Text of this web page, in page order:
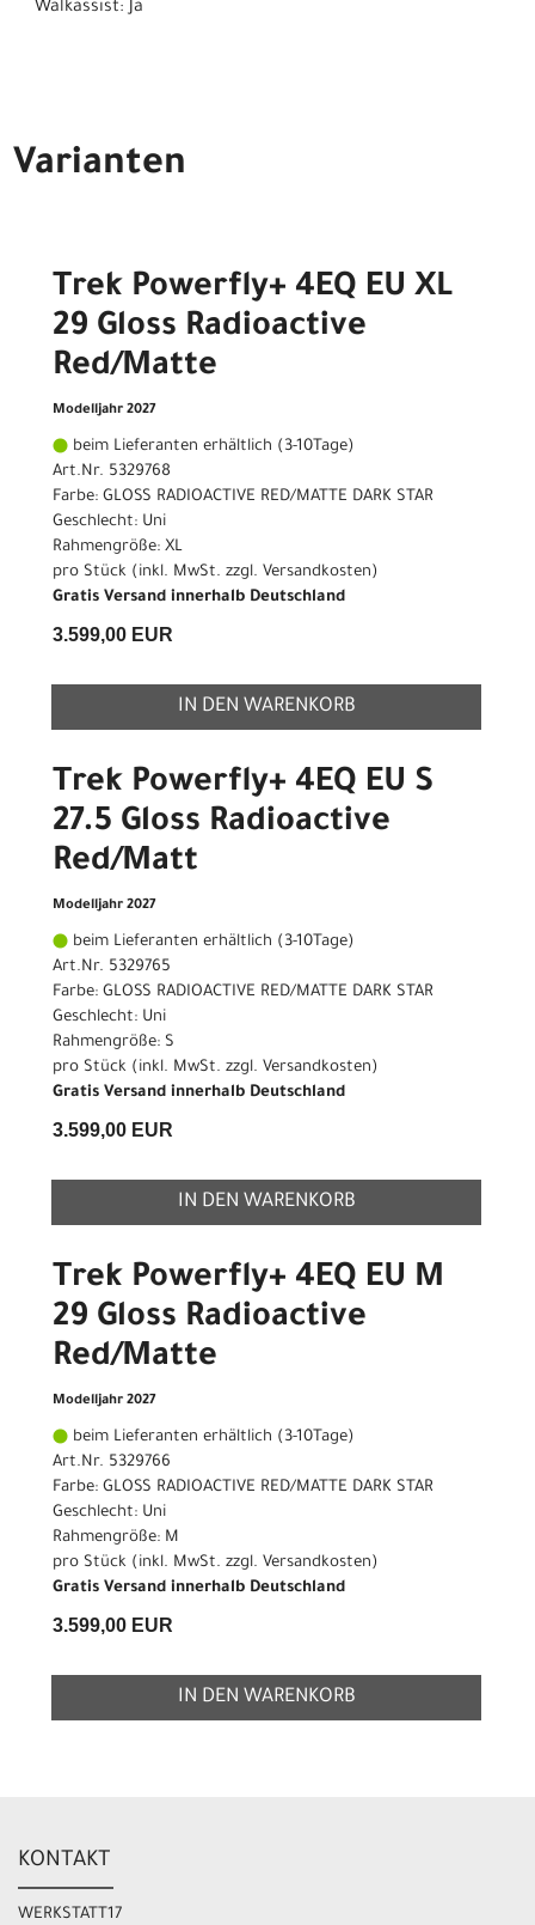
Walkassist: Ja
Varianten
Trek Powerfly+ 4EQ EU XL
29 Gloss Radioactive
Red/Matte
Modelljahr 2027
beim Lieferanten erhältlich (3-10Tage)
Art.Nr. 5329768
Farbe: GLOSS RADIOACTIVE RED/MATTE DARK STAR
Geschlecht: Uni
Rahmengröße: XL
pro Stück (inkl. MwSt. zzgl. Versandkosten)
Gratis Versand innerhalb Deutschland
3.599,00 EUR
IN DEN WARENKORB
Trek Powerfly+ 4EQ EU S
27.5 Gloss Radioactive
Red/Matt
Modelljahr 2027
beim Lieferanten erhältlich (3-10Tage)
Art.Nr. 5329765
Farbe: GLOSS RADIOACTIVE RED/MATTE DARK STAR
Geschlecht: Uni
Rahmengröße: S
pro Stück (inkl. MwSt. zzgl. Versandkosten)
Gratis Versand innerhalb Deutschland
3.599,00 EUR
IN DEN WARENKORB
Trek Powerfly+ 4EQ EU M
29 Gloss Radioactive
Red/Matte
Modelljahr 2027
beim Lieferanten erhältlich (3-10Tage)
Art.Nr. 5329766
Farbe: GLOSS RADIOACTIVE RED/MATTE DARK STAR
Geschlecht: Uni
Rahmengröße: M
pro Stück (inkl. MwSt. zzgl. Versandkosten)
Gratis Versand innerhalb Deutschland
3.599,00 EUR
IN DEN WARENKORB
KONTAKT
WERKSTATT17